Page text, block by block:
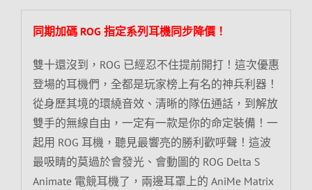
同期加碼 ROG 指定系列耳機同步降價！
雙十還沒到，ROG 已經忍不住提前開打！這次優惠
登場的耳機們，全都是玩家榜上有名的神兵利器！
從身歷其境的環繞音效、清晰的隊伍通話，到解放
雙手的無線自由，一定有一款是你的命定裝備！一
起用 ROG 耳機，聽見最響亮的勝利歡呼聲！這波
最吸睛的莫過於會發光、會動圖的 ROG Delta S
Animate 電競耳機了，兩邊耳罩上的 AniMe Matrix